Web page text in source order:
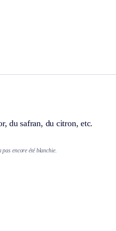
du safran, du citron, etc.
encore été blanchie.